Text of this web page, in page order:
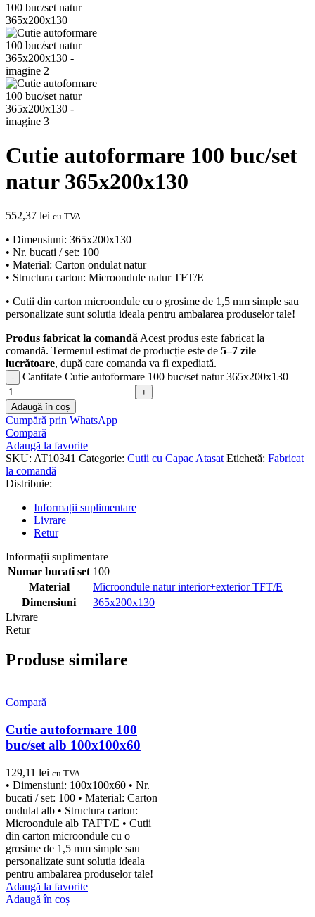
Cutie autoformare 100 buc/set
natur 365x200x130
552,37 lei cu TVA
• Dimensiuni: 365x200x130
• Nr. bucati / set: 100
• Material: Carton ondulat natur
• Structura carton: Microondule natur TFT/E
• Cutii din carton microondule cu o grosime de 1,5 mm simple sau
personalizate sunt solutia ideala pentru ambalarea produselor tale!
Produs fabricat la comandăAcest produs este fabricat la
comandă. Termenul estimat de producție este de 5–7 zile
lucrătoare, după care comanda va fi expediată.
Cantitate Cutie autoformare 100 buc/set natur 365x200x130
Adaugă în coș
Cumpără prin WhatsApp
Compară
Adaugă la favorite
SKU: AT10341 Categorie: Cutii cu Capac Atasat Etichetă: Fabricat
la comandă
Distribuie:
Informații suplimentare
Livrare
Retur
Informații suplimentare
Numar bucati set 100
Material
Microondule natur interior+exterior TFT/E
Dimensiuni
365x200x130
Livrare
Retur
Produse similare
Compară
Cutie autoformare 100
buc/set alb 100x100x60
129,11 lei cu TVA
• Dimensiuni: 100x100x60 • Nr.
bucati / set: 100 • Material: Carton
ondulat alb • Structura carton:
Microondule alb TAFT/E • Cutii
din carton microondule cu o
grosime de 1,5 mm simple sau
personalizate sunt solutia ideala
pentru ambalarea produselor tale!
Adaugă la favorite
Adaugă în coș